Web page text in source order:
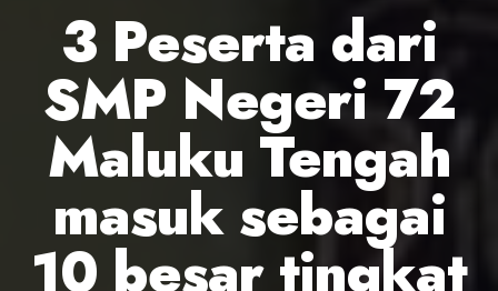
3 Peserta dari
SMP Negeri 72
Maluku Tengah
masuk sebagai
10 besar tingkat